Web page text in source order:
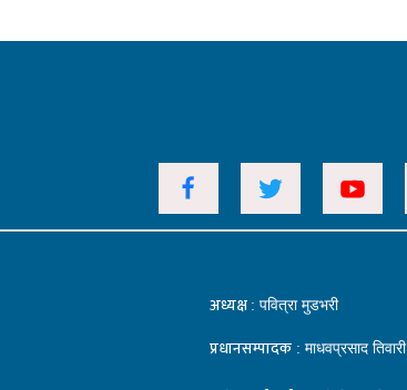
अध्यक्ष : पवित्रा मुडभरी
प्रधानसम्पादक : माधवप्रसाद तिवारी